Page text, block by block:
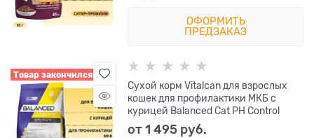
ОФОРМИТЬ
ПРЕДЗАКАЗ
Товар закончился
Сухой корм Vitalcan для взрослых
кошек для профилактики МКБ с
курицей Balanced Cat PH Control
от1 495 руб.